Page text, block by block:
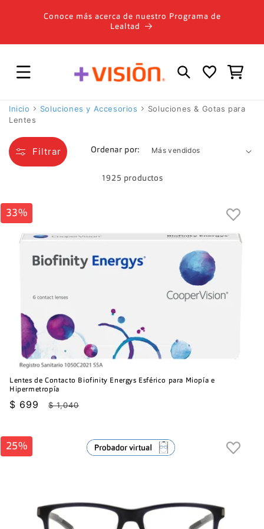
directamenteConoce más acerca de nuestro Programa de
Lealtad
Carrito
Inicio Soluciones y Accesorios
Soluciones & Gotas para
Lentes
Filtrar Ordenar por:
1925 productos
33%
Lentes de Contacto Biofinity Energys Esférico para Miopía e
Hipermetropía
Precio
$ 699
Precio
$ 1,040
25%